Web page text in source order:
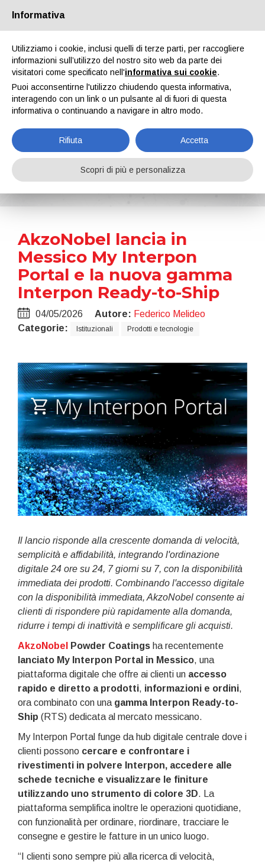
Chi siamo Partners Contatti Area riservata
News
Home Notizie AkzoNobel lancia in Messico My Interpon Portal e la nuova gamma Interpon Ready-to-Ship
AkzoNobel lancia in
Messico My Interpon
Portal e la nuova gamma
Interpon Ready-to-Ship
04/05/2026 Autore: Federico Melideo
Categorie:
Istituzionali Prodotti e tecnologie
Il lancio risponde alla crescente domanda di velocità,
semplicità e affidabilità, integrando l'ordinazione
digitale 24 ore su 24, 7 giorni su 7, con la disponibilità
immediata dei prodotti. Combinando l'accesso digitale
con la disponibilità immediata, AkzoNobel consente ai
clienti di rispondere più rapidamente alla domanda,
ridurre i tempi di inattività e semplificare gli acquisti.
AkzoNobel
Powder Coatings ha recentemente
lanciato My Interpon Portal in Messico, una
piattaforma digitale che offre ai clienti un accesso
rapido e diretto a prodotti, informazioni e ordini,
ora combinato con una gamma Interpon Ready-to-
Ship (RTS) dedicata al mercato messicano.
My Interpon Portal funge da hub digitale centrale dove i
clienti possono cercare e confrontare i
rivestimenti in polvere Interpon, accedere alle
schede tecniche e visualizzare le finiture
utilizzando uno strumento di colore 3D. La
piattaforma semplifica inoltre le operazioni quotidiane,
con funzionalità per ordinare, riordinare, tracciare le
consegne e gestire le fatture in un unico luogo.
“I clienti sono sempre più alla ricerca di velocità,
Informativa
Utilizziamo i cookie, inclusi quelli di terze parti, per raccogliere
informazioni sull’utilizzo del nostro sito web da parte dei
visitatori come specificato nell'informativa sui cookie.
Puoi acconsentirne l'utilizzo chiudendo questa informativa,
interagendo con un link o un pulsante al di fuori di questa
informativa o continuando a navigare in altro modo.
Rifiuta Accetta
Scopri di più e personalizza